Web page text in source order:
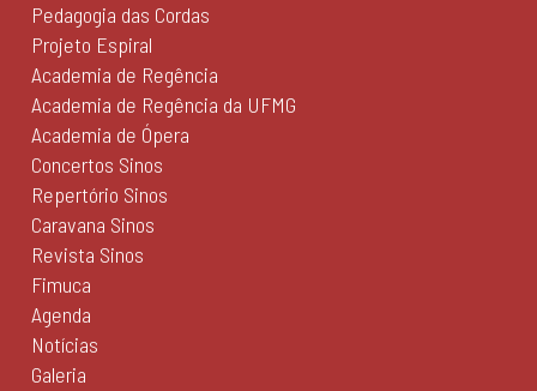
Pedagogia das Cordas
Projeto Espiral
Academia de Regência
Academia de Regência da UFMG
Academia de Ópera
Concertos Sinos
Repertório Sinos
Caravana Sinos
Revista Sinos
Fimuca
Agenda
Notícias
Galeria